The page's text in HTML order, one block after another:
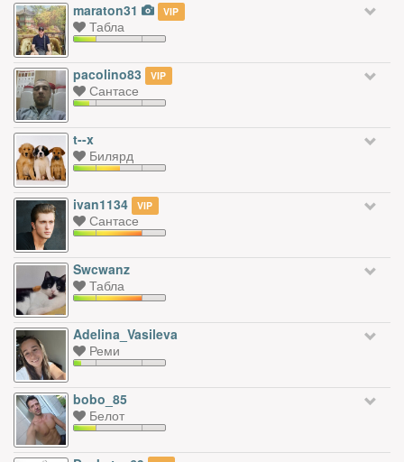
maraton31 VIP
Табла
pacolino83 VIP
Сантасе
t--x
Билярд
ivan1134 VIP
Сантасе
Swcwanz
Табла
Adelina_Vasileva
Реми
bobo_85
Белот